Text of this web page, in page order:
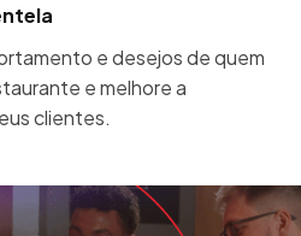
e desejos de quem
e melhore a
clientes.